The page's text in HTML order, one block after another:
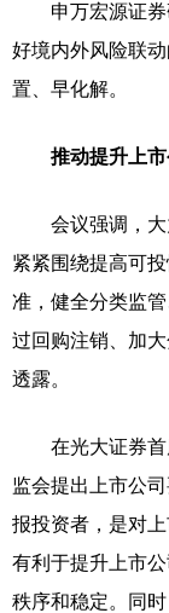
申万宏源证券
好境内外风险联
置、早化解。
推动提升上市
会议强调，大
紧紧围绕提高可
准，健全分类监
过回购注销、加
透露。
在光大证券首
监会提出上市公
报投资者，是对
有利于提升上市
秩序和稳定。同